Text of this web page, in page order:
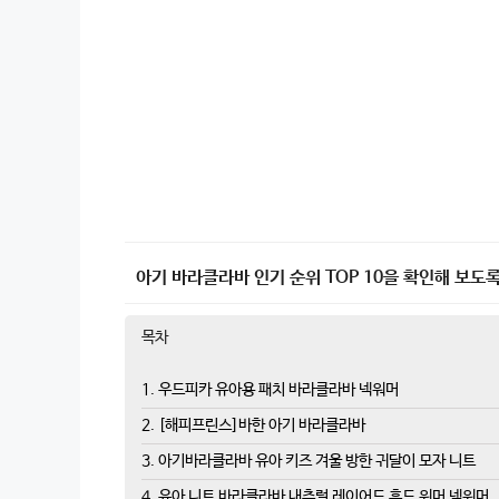
아기 바라클라바 인기 순위 TOP 10을 확인해 보도
목차
1. 우드피카 유아용 패치 바라클라바 넥워머
2. [해피프린스]바한 아기 바라클라바
3. 아기바라클라바 유아 키즈 겨울 방한 귀달이 모자 니트